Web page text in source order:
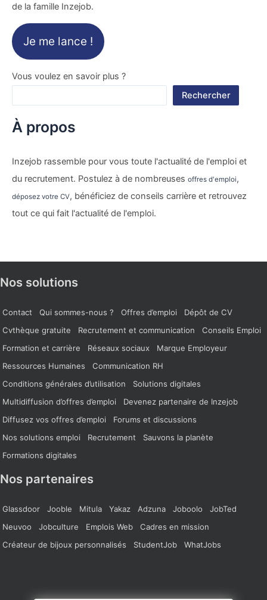
de la famille Inzejob.
Je me lance !
Vous voulez en savoir plus ?
Rechercher
À propos
Inzejob rassemble pour vous toute l'actualité de l'emploi et
du recrutement. Postulez à de nombreuses offres d'emploi,
déposez votre CV, bénéficiez de conseils carrière et retrouvez
tout ce qui fait l'actualité de l'emploi.
Nos solutions
Contact Qui sommes-nous ? Offres d’emploi
Dépôt de CV
Cvthèque gratuite
Recrutement et communication
Conseils Emploi
Formation et carrière
Réseaux sociaux
Marque Employeur
Ressources Humaines
Communication RH
Conditions générales d’utilisation
Solutions digitales
Multidiffusion d’offres d’emploi
Devenez partenaire de Inzejob
Diffusez vos offres d’emploi
Forums et discussions
Nos solutions emploi
Recrutement
Sauvons la planète
Formations digitales
Nos partenaires
Glassdoor Jooble Mitula Yakaz Adzuna Joboolo
JobTed
Neuvoo
Jobculture Emplois Web
Cadres en mission
Créateur de bijoux personnalisés
StudentJob WhatJobs